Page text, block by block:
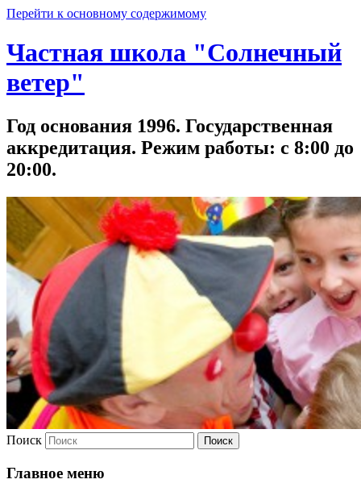
Перейти к основному содержимому
Частная школа "Солнечный
ветер"
Год основания 1996. Государственная
аккредитация. Режим работы: с 8:00 до
20:00.
Поиск
Главное меню